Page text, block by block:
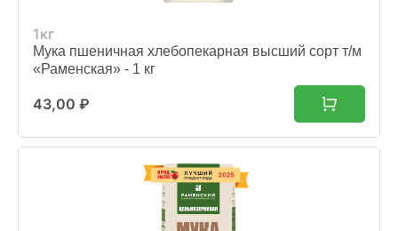
1кг
Мука пшеничная хлебопекарная высший сорт т/м
«Раменская» - 1 кг
43,00 ₽